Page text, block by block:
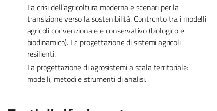
La crisi dell’agricoltura moderna e scenari per la
transizione verso la sostenibilità. Contronto tra i modelli
agricoli convenzionale e conservativo (biologico e
biodinamico). La progettazione di sistemi agricoli
resilienti.
La progettazione di agrosistemi a scala territoriale:
modelli, metodi e strumenti di analisi.